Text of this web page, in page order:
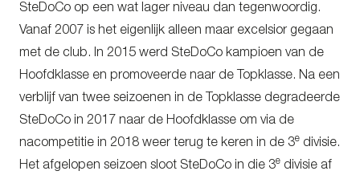
SteDoCo op een wat lager niveau dan tegenwoordig.
Vanaf 2007 is het eigenlijk alleen maar excelsior gegaan
met de club. In 2015 werd SteDoCo kampioen van de
Hoofdklasse en promoveerde naar de Topklasse. Na een
verblijf van twee seizoenen in de Topklasse degradeerde
SteDoCo in 2017 naar de Hoofdklasse om via de
nacompetitie in 2018 weer terug te keren in de 3e divisie.
Het afgelopen seizoen sloot SteDoCo in die 3e divisie af